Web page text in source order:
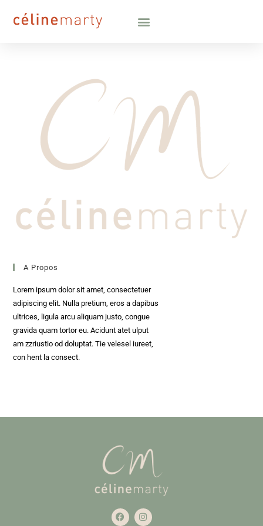
A Propos
Lorem ipsum dolor sit amet, consectetuer
adipiscing elit. Nulla pretium, eros a dapibus
ultrices, ligula arcu aliquam justo, congue
gravida quam tortor eu. Acidunt atet ulput
am zzriustio od doluptat. Tie velesel iureet,
con hent la consect.